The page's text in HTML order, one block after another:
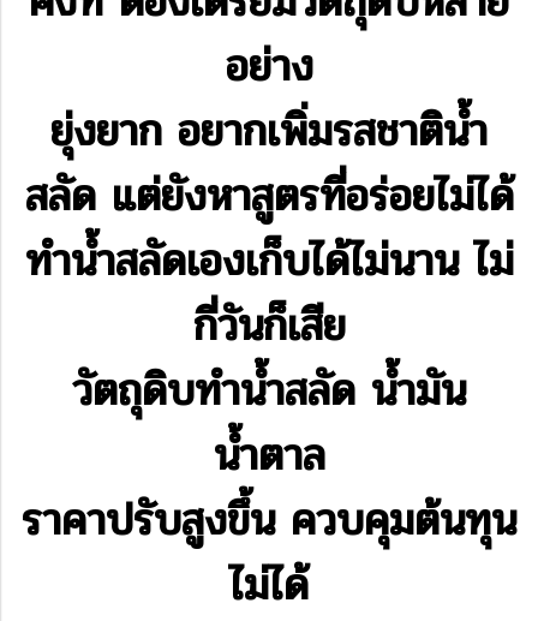
อย่าง
ยุ่งยาก อยากเพิ่มรสชาติน้ำ
สลัด แต่ยังหาสูตรที่อร่อยไม่ได้
ทำน้ำสลัดเองเก็บได้ไม่นาน ไม่
กี่วันก็เสีย
วัตถุดิบทำน้ำสลัด น้ำมัน
น้ำตาล
ราคาปรับสูงขึ้น ควบคุมต้นทุน
ไม่ได้